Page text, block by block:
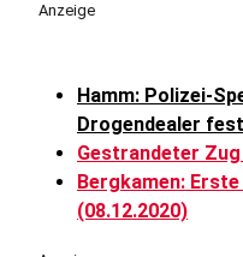
Anzeige
Hamm: Polizei-
Drogendealer
Gestrandeter
Bergkamen:
(08.12.2020)